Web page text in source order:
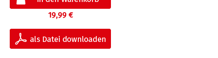
19,99 €